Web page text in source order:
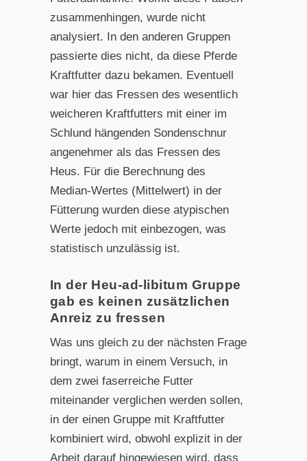
zusammenhingen, wurde nicht
analysiert. In den anderen Gruppen
passierte dies nicht, da diese Pferde
Kraftfutter dazu bekamen. Eventuell
war hier das Fressen des wesentlich
weicheren Kraftfutters mit einer im
Schlund hängenden Sondenschnur
angenehmer als das Fressen des
Heus. Für die Berechnung des
Median-Wertes (Mittelwert) in der
Fütterung wurden diese atypischen
Werte jedoch mit einbezogen, was
statistisch unzulässig ist.
In der Heu-ad-libitum Gruppe
gab es keinen zusätzlichen
Anreiz zu fressen
Was uns gleich zu der nächsten Frage
bringt, warum in einem Versuch, in
dem zwei faserreiche Futter
miteinander verglichen werden sollen,
in der einen Gruppe mit Kraftfutter
kombiniert wird, obwohl explizit in der
Arbeit darauf hingewiesen wird, dass